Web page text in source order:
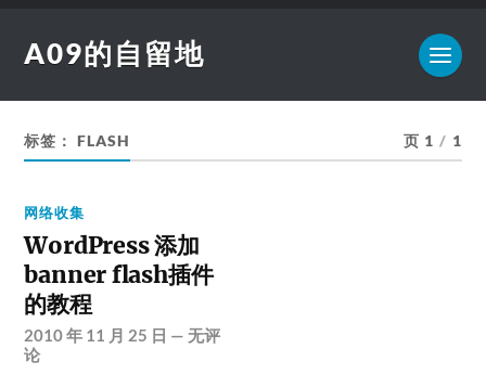
A09的自留地
标签：FLASH 页 1 / 1
网络收集
WordPress 添加
banner flash插件
的教程
2010 年 11 月 25 日 —无评
论